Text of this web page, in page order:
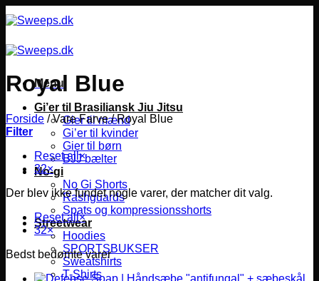
til
Menu
Gi’er til Brasiliansk Jiu Jitsu
Gier til mænd
Gi’er til kvinder
Gier til børn
BJJ bælter
No-gi
No Gi Shorts
Rashguards
Spats og kompressionsshorts
Streetwear
Hoodies
SPORTSBUKSER
Sweatshirts
T-Shirts
Royal Blue
Forside /Vare Farve/Royal Blue
Filter
Reset all×
32×
Der blev ikke fundet nogle varer, der matcher dit valg.
Reset all×
32×
Bedst bedømte varer